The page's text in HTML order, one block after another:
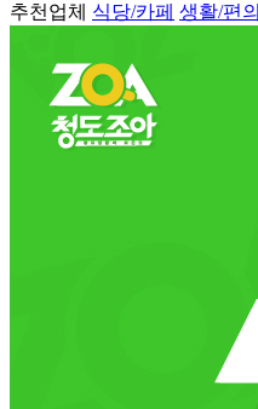
추천업체 식당/카페 생활/편의